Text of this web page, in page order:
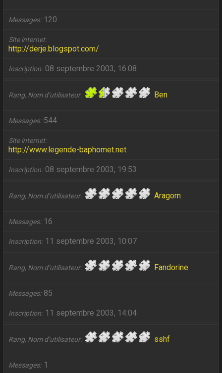
Messages 120
Site internet
http://derje.blogspot.com/
Inscription 08 septembre 2003, 16:08
Rang, Nom d’utilisateur Ben
Messages 544
Site internet
http://www.legende-baphomet.net
Inscription 08 septembre 2003, 19:53
Rang, Nom d’utilisateur Aragorn
Messages 16
Inscription 11 septembre 2003, 10:07
Rang, Nom d’utilisateur Fandorine
Messages 85
Inscription 11 septembre 2003, 14:04
Rang, Nom d’utilisateur sshf
Messages 1